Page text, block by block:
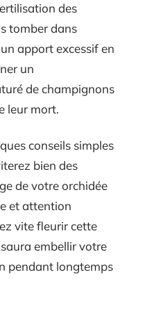
des
tomber dans
apport excessif en
un
de champignons
leur mort.
conseils simples
bien des
de votre orchidée
et attention
vite fleurir cette
embellir votre
pendant longtemps